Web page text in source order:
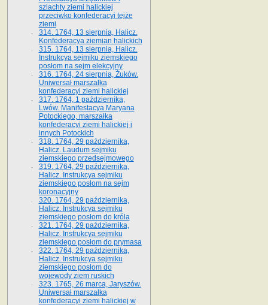
szlachty ziemi halickiej
przeciwko konfederacyi tejże
ziemi
314. 1764, 13 sierpnia, Halicz.
Konfederacya ziemian halickich
315. 1764, 13 sierpnia, Halicz.
Instrukcya sejmiku ziemskiego
posłom na sejm elekcyjny
316. 1764, 24 sierpnia, Żuków.
Uniwersał marszałka
konfederacyi ziemi halickiej
317. 1764, 1 października,
Lwów. Manifestacya Maryana
Potockiego, marszałka
konfederacyi ziemi halickiej i
innych Potockich
318. 1764, 29 października,
Halicz. Laudum sejmiku
ziemskiego przedsejmowego
319. 1764, 29 października,
Halicz. Instrukcya sejmiku
ziemskiego posłom na sejm
koronacyjny
320. 1764, 29 października,
Halicz. Instrukcya sejmiku
ziemskiego posłom do króla
321. 1764, 29 października,
Halicz. Instrukcya sejmiku
ziemskiego posłom do prymasa
322. 1764, 29 października,
Halicz. Instrukcya sejmiku
ziemskiego posłom do
wojewody ziem ruskich
323. 1765, 26 marca, Jaryszów.
Uniwersał marszałka
konfederacyi ziemi halickiej w